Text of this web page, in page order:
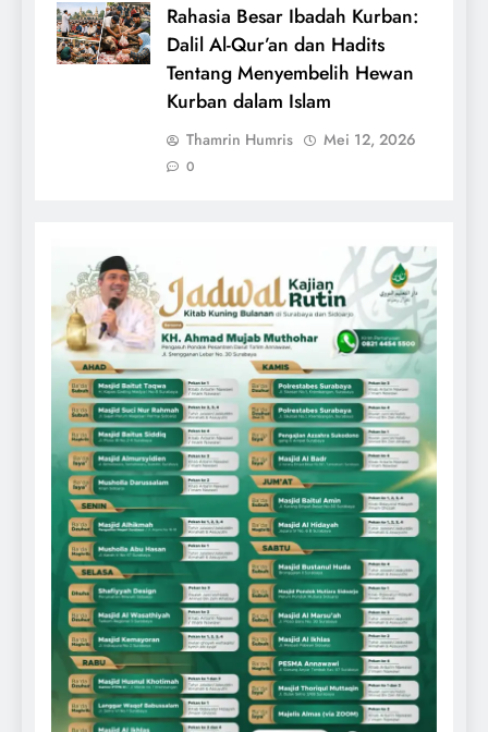
Rahasia Besar Ibadah Kurban:
Dalil Al-Qur’an dan Hadits
Tentang Menyembelih Hewan
Kurban dalam Islam
Thamrin Humris Mei 12, 2026
0